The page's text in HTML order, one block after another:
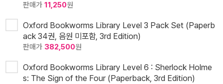
판매가 11,250원
Oxford Bookworms Library Level 3 Pack Set (Paperb
ack 34권, 음원 미포함, 3rd Edition)
판매가 382,500원
Oxford Bookworms Library Level 6 : Sherlock Holme
s: The Sign of the Four (Paperback, 3rd Edition)